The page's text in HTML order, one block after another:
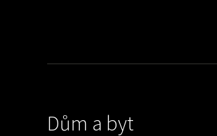
Dům a byt